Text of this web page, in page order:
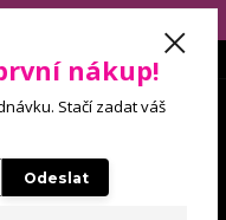
odesílat 17.8.2026!
nákup!
Stačí zadat váš
Odeslat